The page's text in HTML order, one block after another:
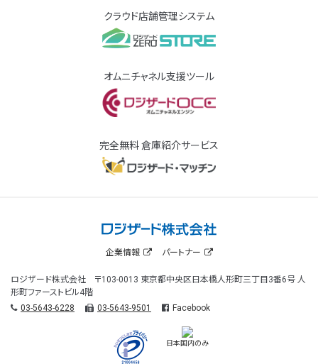
クラウド店舗管理システム
オムニチャネル支援ツール
完全無料 倉庫紹介サービス
企業情報 パートナー
ロジザード株式会社 〒103-0013 東京都中央区日本橋人形町三丁目3番6号 人
形町ファーストビル4階
03-5643-6228
03-5643-9501 Facebook
日本国内のみ